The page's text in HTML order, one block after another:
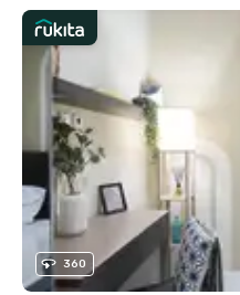
360